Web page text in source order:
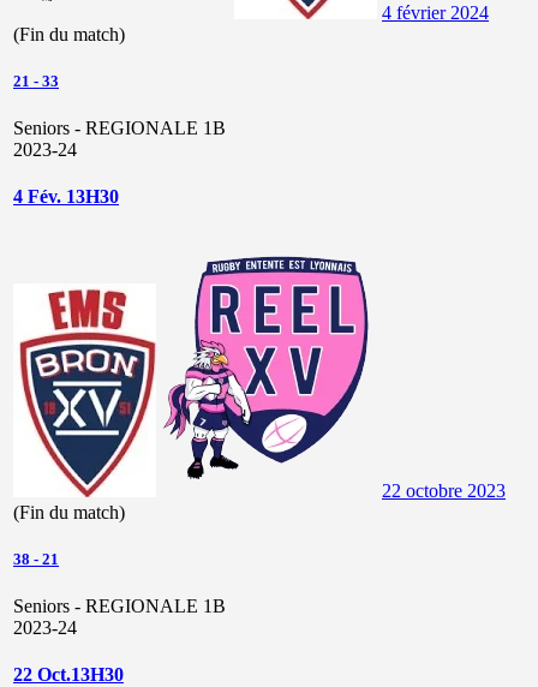
4 février 2024
(Fin du match)
21 - 33
Seniors - REGIONALE 1B
2023-24
4 Fév. 13H30
22 octobre 2023
(Fin du match)
38 - 21
Seniors - REGIONALE 1B
2023-24
22 Oct.13H30